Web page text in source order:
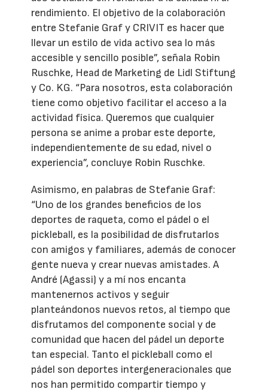
rendimiento. El objetivo de la colaboración
entre Stefanie Graf y CRIVIT es hacer que
llevar un estilo de vida activo sea lo más
accesible y sencillo posible”, señala Robin
Ruschke, Head de Marketing de Lidl Stiftung
y Co. KG. “Para nosotros, esta colaboración
tiene como objetivo facilitar el acceso a la
actividad física. Queremos que cualquier
persona se anime a probar este deporte,
independientemente de su edad, nivel o
experiencia”, concluye Robin Ruschke.
Asimismo, en palabras de Stefanie Graf:
“Uno de los grandes beneficios de los
deportes de raqueta, como el pádel o el
pickleball, es la posibilidad de disfrutarlos
con amigos y familiares, además de conocer
gente nueva y crear nuevas amistades. A
André (Agassi) y a mí nos encanta
mantenernos activos y seguir
planteándonos nuevos retos, al tiempo que
disfrutamos del componente social y de
comunidad que hacen del pádel un deporte
tan especial. Tanto el pickleball como el
pádel son deportes intergeneracionales que
nos han permitido compartir tiempo y